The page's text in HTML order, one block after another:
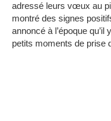
adressé leurs vœux au
montré des signes
annoncé à l’époque
petits moments de prise